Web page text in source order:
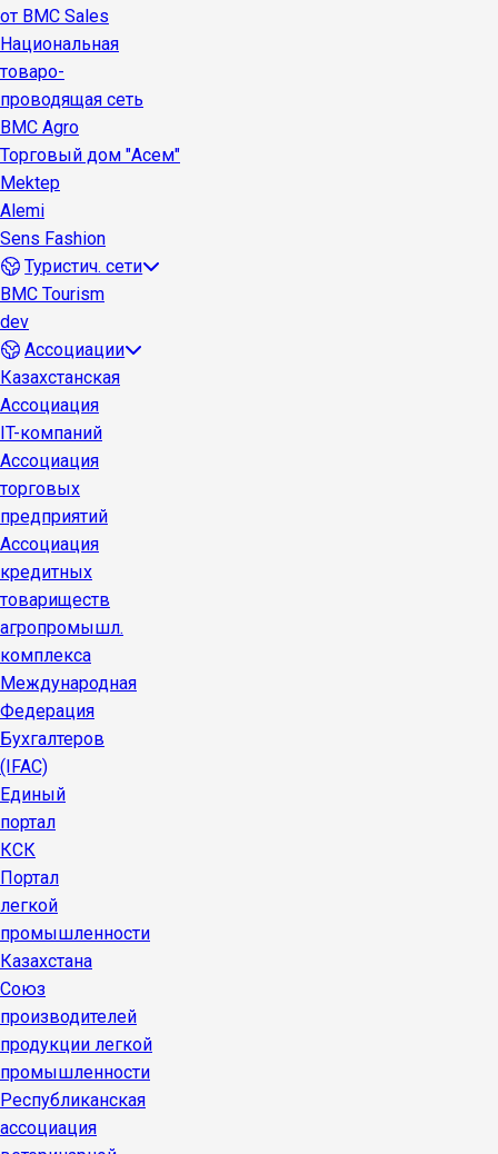
от BMC Sales
Национальная
товаро-
проводящая сеть
BMC Agro
Торговый дом "Асем"
Mektep
Alemi
Sens Fashion
Туристич. сети
BMC Tourism
dev
Ассоциации
Казахстанская
Ассоциация
IT-компаний
Ассоциация
торговых
предприятий
Ассоциация
кредитных
товариществ
агропромышл.
комплекса
Международная
Федерация
Бухгалтеров
(IFAC)
Единый
портал
КСК
Портал
легкой
промышленности
Казахстана
Союз
производителей
продукции легкой
промышленности
Республиканская
ассоциация